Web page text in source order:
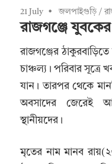
21 July জলপাইগুড়ি /
রাজগঞ্জে
রাজগঞ্জের
চাঞ্চল্য। পরিবার সূত্রে
যান। তারপর থেকে
অবসাদের জেরেই
স্থানীয়দের।
মৃতের নাম মানব